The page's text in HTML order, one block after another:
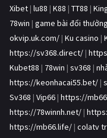
Xibet | lu88 | K88 | TT88 |
78win | game bài đổi thưởng
okvip.uk.com/ | Ku casino |
https://sv368.direct/ |
Kubet88 | 78win | sv368 |
https://keonhacai55.bet/ |
Sv368 | Vip66 | https://
https://78winnh.net/ |
https://mb66.life/ | colatv